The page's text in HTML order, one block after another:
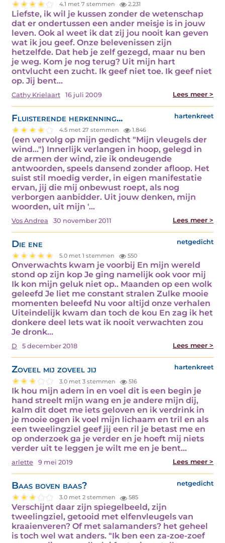
4.1 met 7 stemmen 2.231
Liefste, ik wil je kussen zonder de wetenschap
dat er ondertussen een ander meisje is in jouw
leven. Ook al weet ik dat zij jou nooit kan geven
wat ik jou geef. Onze belevenissen zijn
hetzelfde. Dat heb je zelf gezegd, maar nu ben
je weg. Kom je nog terug? Uit mijn hart
ontvlucht een zucht. Ik geef niet toe. Ik geef niet
op. Jij bent…
Cathy Krielaart 16 juli 2009 Lees meer >
Fluisterende herkenning... hartenkreet
4.5 met 27 stemmen 1.846
(een vervolg op mijn gedicht "Mijn vleugels der
wind...") Innerlijk verlangen in hoop, gelegd in
de armen der wind, zie ik ondeugende
antwoorden, speels dansend zonder afloop. Het
suist stil moedig verder, in eigen manifestatie
ervan, jij die mij onbewust roept, als nog
verborgen aanbidder. Uit jouw denken, mijn
woorden, uit mijn '…
Vos Andrea 30 november 2011 Lees meer >
Die ene netgedicht
5.0 met 1 stemmen 550
Onverwachts kwam je voorbij En mijn wereld
stond op zijn kop Je ging namelijk ook voor mij
Ik kon mijn geluk niet op.. Maanden op een wolk
geleefd Je liet me constant stralen Zulke mooie
momenten beleefd Nu voor altijd onze verhalen
Uiteindelijk kwam dan toch de kou En zag ik het
donkere deel Iets wat ik nooit verwachten zou
Je dronk…
D 5 december 2018 Lees meer >
Zoveel mij zoveel jij hartenkreet
3.0 met 3 stemmen 516
Ik hou mijn adem in en voel dit is een begin je
hand streelt mijn wang en je andere mijn dij,
kalm dit doet me iets geloven en ik verdrink in
je mooie ogen ik voel mijn lichaam en tril en als
een tweelingziel geef jij een ril je betast me en
op onderzoek ga je verder en je hoeft mij niets
verder uit te leggen je wilt me en je bent…
arlette 9 mei 2019 Lees meer >
Baas boven baas? netgedicht
3.0 met 2 stemmen 585
Verschijnt daar zijn spiegelbeeld, zijn
tweelingziel, getooid met elfenvleugels van
kraaienveren? Of met salamanders? het geheel
is toch wel wat anders. "Ik ben een za-zoe-zoef